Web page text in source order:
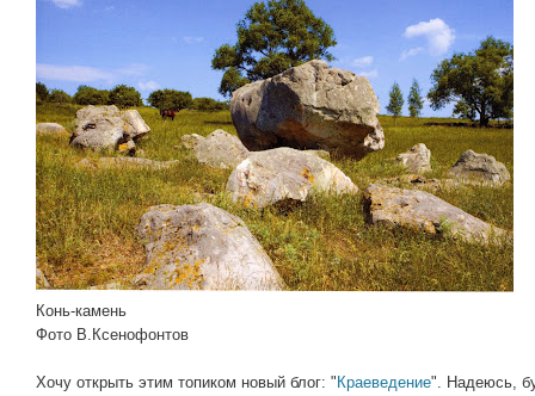
Конь-камень
Фото В.Ксенофонтов
Хочу открыть этим топиком новый блог: " Краеведение". Надеюсь,